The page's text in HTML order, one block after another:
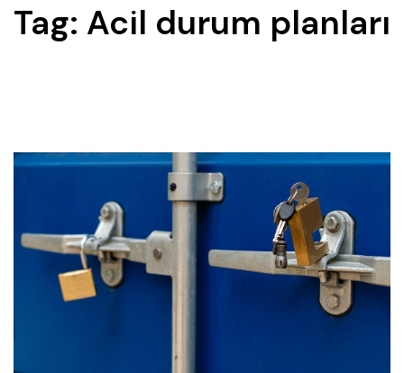
Tag: Acil durum planları